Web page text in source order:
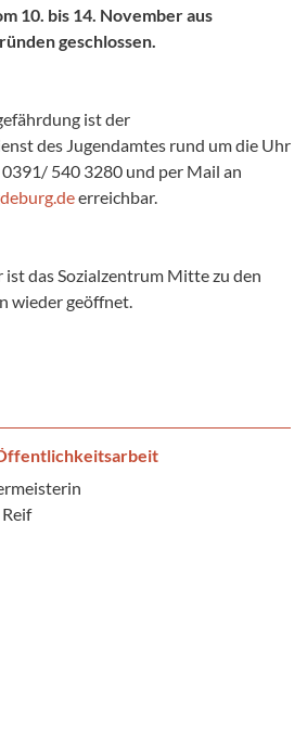
10. bis 14. November aus
geschlossen.
ist der
des Jugendamtes rund um die Uhr
540 3280 und per Mail an
erreichbar.
ist das Sozialzentrum Mitte zu den
wieder geöffnet.